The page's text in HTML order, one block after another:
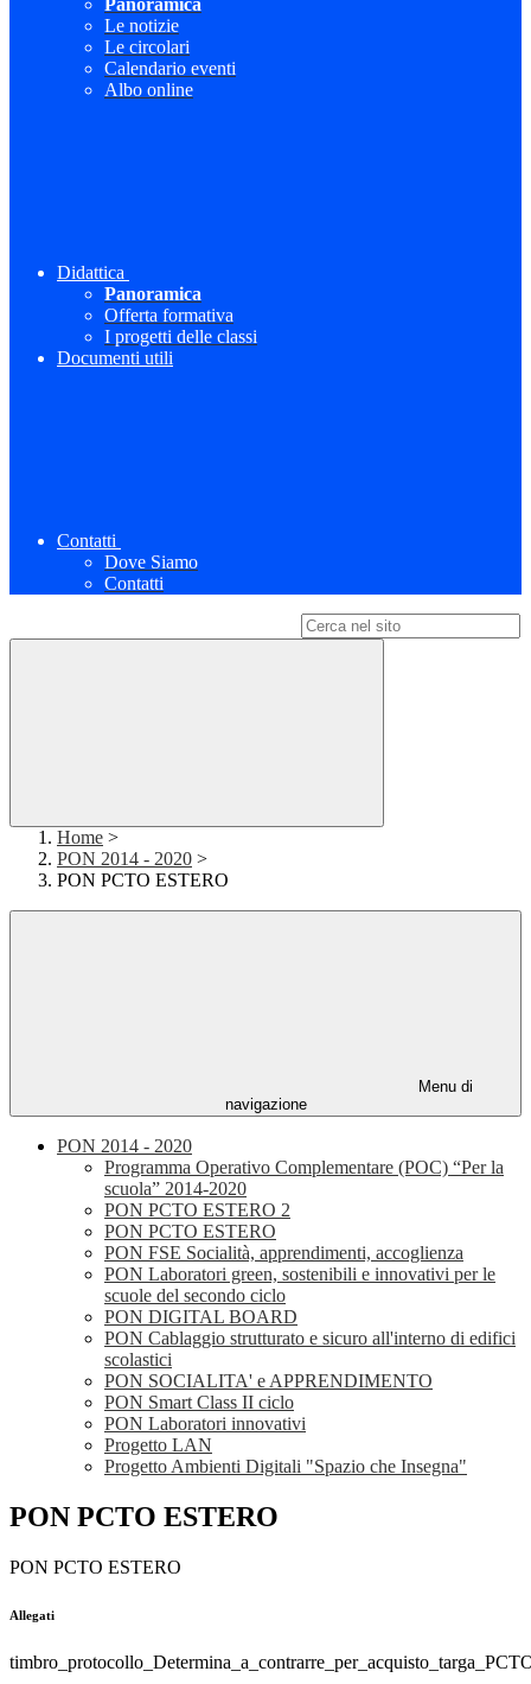
Panoramica
Le notizie
Le circolari
Calendario eventi
Albo online
Didattica
Panoramica
Offerta formativa
I progetti delle classi
Documenti utili
Contatti
Dove Siamo
Contatti
Home >
PON 2014 - 2020 >
PON PCTO ESTERO
Menu di
navigazione
PON 2014 - 2020
Programma Operativo Complementare (POC) “Per la
scuola” 2014-2020
PON PCTO ESTERO 2
PON PCTO ESTERO
PON FSE Socialità, apprendimenti, accoglienza
PON Laboratori green, sostenibili e innovativi per le
scuole del secondo ciclo
PON DIGITAL BOARD
PON Cablaggio strutturato e sicuro all'interno di edifici
scolastici
PON SOCIALITA' e APPRENDIMENTO
PON Smart Class II ciclo
PON Laboratori innovativi
Progetto LAN
Progetto Ambienti Digitali "Spazio che Insegna"
PON PCTO ESTERO
PON PCTO ESTERO
Allegati